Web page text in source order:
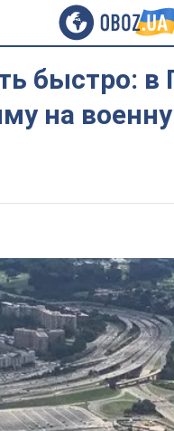
быстро: в
на